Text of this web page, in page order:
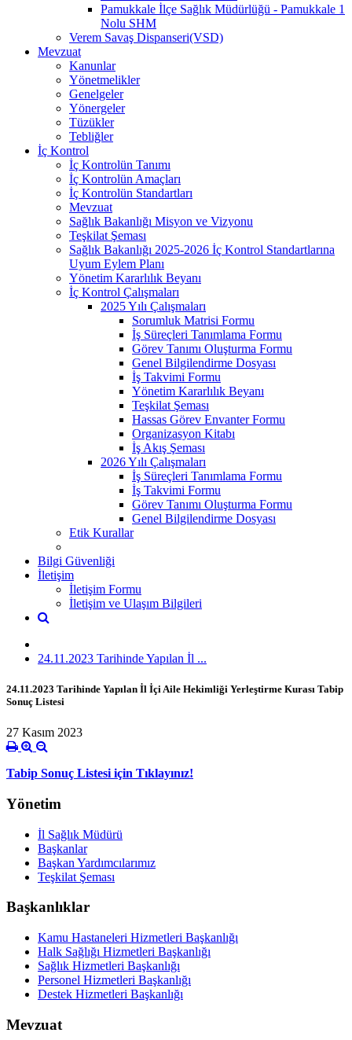
Pamukkale İlçe Sağlık Müdürlüğü - Pamukkale 1
Nolu SHM
Verem Savaş Dispanseri(VSD)
Mevzuat
Kanunlar
Yönetmelikler
Genelgeler
Yönergeler
Tüzükler
Tebliğler
İç Kontrol
İç Kontrolün Tanımı
İç Kontrolün Amaçları
İç Kontrolün Standartları
Mevzuat
Sağlık Bakanlığı Misyon ve Vizyonu
Teşkilat Şeması
Sağlık Bakanlığı 2025-2026 İç Kontrol Standartlarına
Uyum Eylem Planı
Yönetim Kararlılık Beyanı
İç Kontrol Çalışmaları
2025 Yılı Çalışmaları
Sorumluk Matrisi Formu
İş Süreçleri Tanımlama Formu
Görev Tanımı Oluşturma Formu
Genel Bilgilendirme Dosyası
İş Takvimi Formu
Yönetim Kararlılık Beyanı
Teşkilat Şeması
Hassas Görev Envanter Formu
Organizasyon Kitabı
İş Akış Şeması
2026 Yılı Çalışmaları
İş Süreçleri Tanımlama Formu
İş Takvimi Formu
Görev Tanımı Oluşturma Formu
Genel Bilgilendirme Dosyası
Etik Kurallar
Bilgi Güvenliği
İletişim
İletişim Formu
İletişim ve Ulaşım Bilgileri
24.11.2023 Tarihinde Yapılan İl ...
24.11.2023 Tarihinde Yapılan İl İçi Aile Hekimliği Yerleştirme Kurası Tabip
Sonuç Listesi
27 Kasım 2023
Tabip Sonuç Listesi için Tıklayınız!
Yönetim
İl Sağlık Müdürü
Başkanlar
Başkan Yardımcılarımız
Teşkilat Şeması
Başkanlıklar
Kamu Hastaneleri Hizmetleri Başkanlığı
Halk Sağlığı Hizmetleri Başkanlığı
Sağlık Hizmetleri Başkanlığı
Personel Hizmetleri Başkanlığı
Destek Hizmetleri Başkanlığı
Mevzuat